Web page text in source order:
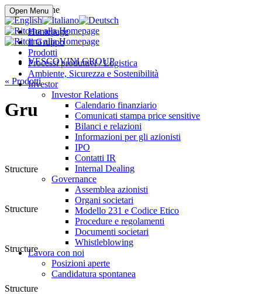
Open Menu
Homepage
Il Gruppo
Prodotti
Processi produttivi / Logistica
Ambiente, Sicurezza e Sostenibilità
Investor
Investor Relations
Calendario finanziario
Comunicati stampa price sensitive
Bilanci e relazioni
Informazioni per gli azionisti
IPO
Contatti IR
Internal Dealing
Governance
Assemblea azionisti
Organi societari
Modello 231 e Codice Etico
Procedure e regolamenti
Documenti societari
Whistleblowing
Lavora con noi
Posizioni aperte
Candidatura spontanea
Compra online
VESCOVINI GROUP
« Prodotti
Gru
Structure
Structure
Structure
Structure